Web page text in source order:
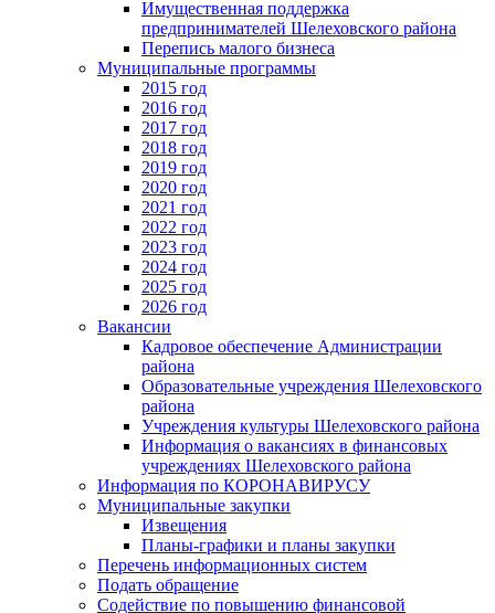
Имущественная поддержка
предпринимателей Шелеховского района
Перепись малого бизнеса
Муниципальные программы
2015 год
2016 год
2017 год
2018 год
2019 год
2020 год
2021 год
2022 год
2023 год
2024 год
2025 год
2026 год
Вакансии
Кадровое обеспечение Администрации
района
Образовательные учреждения Шелеховского
района
Учреждения культуры Шелеховского района
Информация о вакансиях в финансовых
учреждениях Шелеховского района
Информация по КОРОНАВИРУСУ
Муниципальные закупки
Извещения
Планы-графики и планы закупки
Перечень информационных систем
Подать обращение
Содействие по повышению финансовой